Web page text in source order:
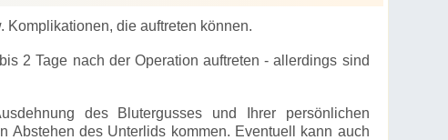
die auftreten können.
2 Tage nach der Operation auftreten - allerdings sind
des Blutergusses und Ihrer persönlichen
Abstehen des Unterlids kommen. Eventuell kann auch